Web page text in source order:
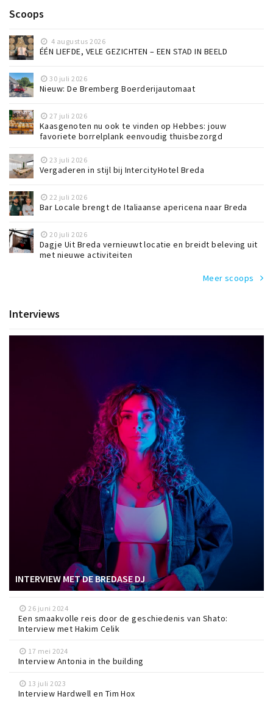
Scoops
4 augustus 2026
ÉÉN LIEFDE, VELE GEZICHTEN – EEN STAD IN BEELD
30 juli 2026
Nieuw: De Bremberg Boerderijautomaat
27 juli 2026
Kaasgenoten nu ook te vinden op Hebbes: jouw
favoriete borrelplank eenvoudig thuisbezorgd
23 juli 2026
Vergaderen in stijl bij IntercityHotel Breda
22 juli 2026
Bar Locale brengt de Italiaanse apericena naar Breda
20 juli 2026
Dagje Uit Breda vernieuwt locatie en breidt beleving uit
met nieuwe activiteiten
Meer scoops
Interviews
INTERVIEW MET DE BREDASE DJ
26 juni 2024
Een smaakvolle reis door de geschiedenis van Shato:
Interview met Hakim Celik
17 mei 2024
Interview Antonia in the building
13 juli 2023
Interview Hardwell en Tim Hox